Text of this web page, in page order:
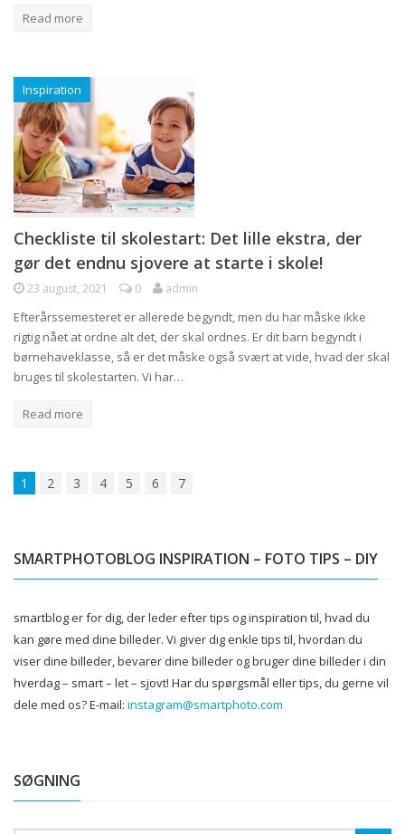
Read more
Inspiration
Checkliste til skolestart: Det lille ekstra, der
gør det endnu sjovere at starte i skole!
23 august, 2021 0 admin
Efterårssemesteret er allerede begyndt, men du har måske ikke
rigtig nået at ordne alt det, der skal ordnes. Er dit barn begyndt i
børnehaveklasse, så er det måske også svært at vide, hvad der skal
bruges til skolestarten. Vi har…
Read more
1 2 3 4 5 6 7
SMARTPHOTOBLOG INSPIRATION – FOTO TIPS – DIY
smartblog er for dig, der leder efter tips og inspiration til, hvad du
kan gøre med dine billeder. Vi giver dig enkle tips til, hvordan du
viser dine billeder, bevarer dine billeder og bruger dine billeder i din
hverdag – smart – let – sjovt! Har du spørgsmål eller tips, du gerne vil
dele med os?E-mail: instagram@smartphoto.com
SØGNING